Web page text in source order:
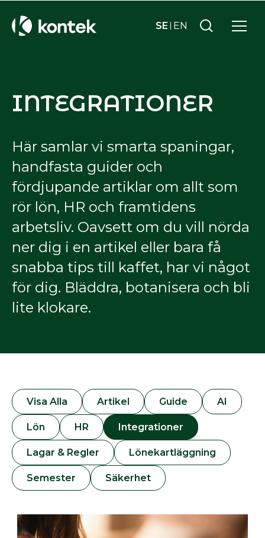
SE EN
INTEGRATIONER
Här samlar vi smarta spaningar,
handfasta guider och
fördjupande artiklar om allt som
rör lön, HR och framtidens
arbetsliv. Oavsett om du vill nörda
ner dig i en artikel eller bara få
snabba tips till kaffet, har vi något
för dig. Bläddra, botanisera och bli
lite klokare.
Visa Alla Artikel Guide AI
Lön HR Integrationer
Lagar & Regler Lönekartläggning
Semester Säkerhet